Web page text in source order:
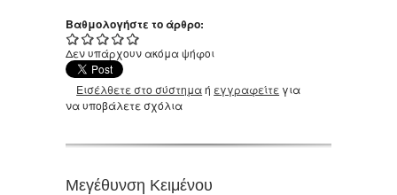
Βαθμολογήστε το άρθρο:
Δεν υπάρχουν ακόμα ψήφοι
Εισέλθετε στο σύστημαή εγγραφείτε για
να υποβάλετε σχόλια
Μεγέθυνση Κειμένου